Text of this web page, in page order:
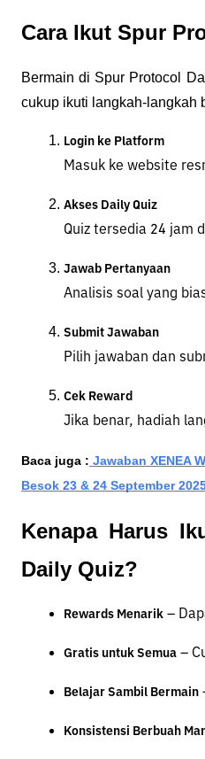
Cara Ikut Spur
Bermain di Spur Protocol
cukup ikuti langkah-langkah
Login ke Platform
Masuk ke website
Akses Daily Quiz
Quiz tersedia 24 jam
Jawab Pertanyaan
Analisis soal yang
Submit Jawaban
Pilih jawaban dan
Cek Reward
Jika benar, hadiah
Baca juga : Jawaban XENEA
Besok 23 & 24 September
Kenapa Harus
Daily Quiz?
Rewards Menarik –
Gratis untuk Semua –
Belajar Sambil Bermain
Konsistensi Berbuah